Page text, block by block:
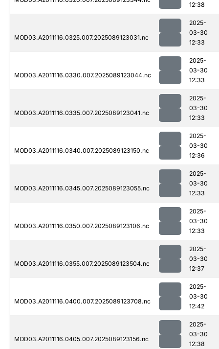
12:38
MOD03.A2011116.0325.007.2025089123031.nc
2025-
03-30
12:33
MOD03.A2011116.0330.007.2025089123044.nc
2025-
03-30
12:33
MOD03.A2011116.0335.007.2025089123041.nc
2025-
03-30
12:33
MOD03.A2011116.0340.007.2025089123150.nc
2025-
03-30
12:36
MOD03.A2011116.0345.007.2025089123055.nc
2025-
03-30
12:33
MOD03.A2011116.0350.007.2025089123106.nc
2025-
03-30
12:33
MOD03.A2011116.0355.007.2025089123504.nc
2025-
03-30
12:37
MOD03.A2011116.0400.007.2025089123708.nc
2025-
03-30
12:42
MOD03.A2011116.0405.007.2025089123156.nc
2025-
03-30
12:38